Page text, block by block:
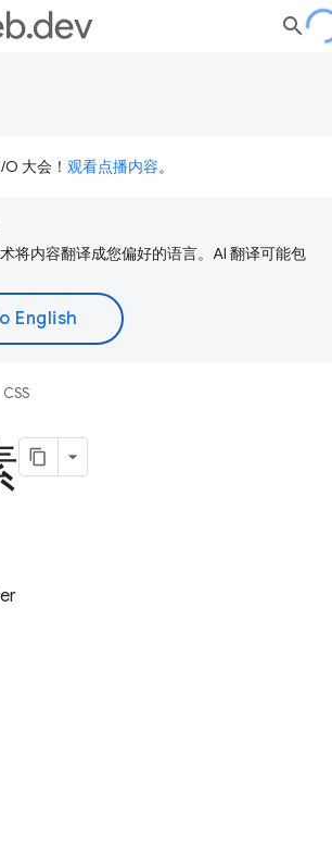
大会！ 观看点播内容。
将内容翻译成您偏好的语言。AI 翻译可能包
CSS